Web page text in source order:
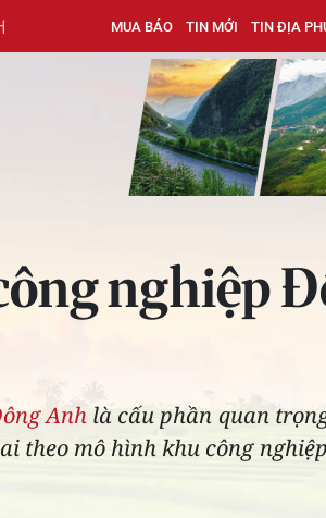
MUA BÁO TIN MỚI TIN ĐỊA
nghiệp
Anhlà cấu phần quan
theo mô hình khu công